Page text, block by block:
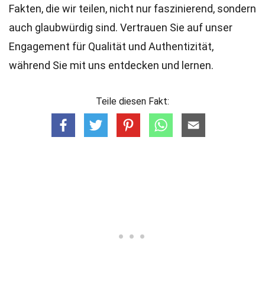
Fakten, die wir teilen, nicht nur faszinierend, sondern
auch glaubwürdig sind. Vertrauen Sie auf unser
Engagement für Qualität und Authentizität,
während Sie mit uns entdecken und lernen.
Teile diesen Fakt: